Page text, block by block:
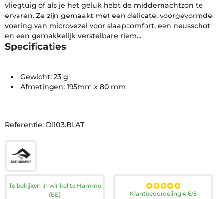
vliegtuig of als je het geluk hebt de middernachtzon te
ervaren. Ze zijn gemaakt met een delicate, voorgevormde
voering van microvezel voor slaapcomfort, een neusschot
en een gemakkelijk verstelbare riem...
Specificaties
Gewicht: 23 g
Afmetingen: 195mm x 80 mm
Referentie: DI103.BLAT
Te bekijken in winkel te Hamme
(BE)
Klantbeoordeling 4.6/5